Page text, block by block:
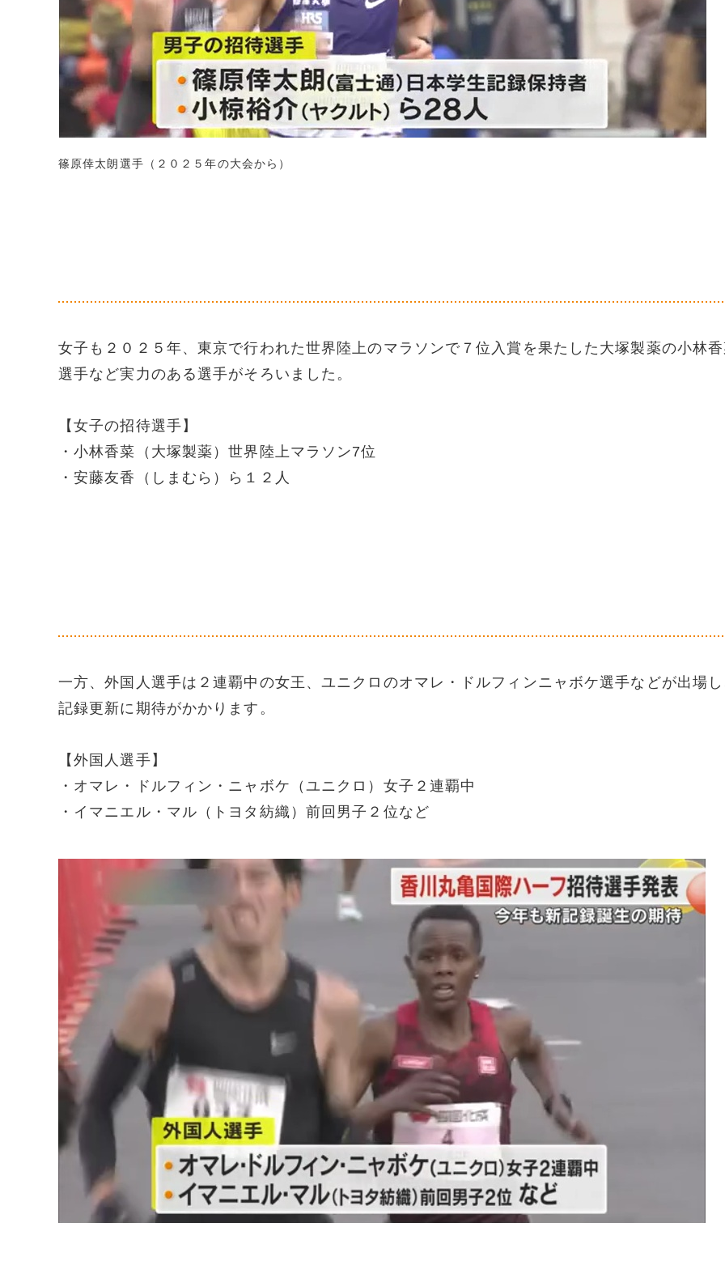
篠原倖太朗選手（２０２５年の大会から）
女子も２０２５年、東京で行われた世界陸上のマラソンで７位入賞を果たした大塚製薬の小林
選手など実力のある選手がそろいました。
【女子の招待選手】
・小林香菜（大塚製薬）世界陸上マラソン7位
・安藤友香（しまむら）ら１２人
一方、外国人選手は２連覇中の女王、ユニクロのオマレ・ドルフィンニャボケ選手などが出場
記録更新に期待がかかります。
【外国人選手】
・オマレ・ドルフィン・ニャボケ（ユニクロ）女子２連覇中
・イマニエル・マル（トヨタ紡織）前回男子２位など